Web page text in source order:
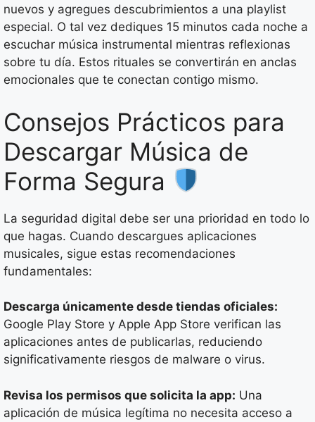
nuevos y agregues descubrimientos a una playlist
especial. O tal vez dediques 15 minutos cada noche a
escuchar música instrumental mientras reflexionas
sobre tu día. Estos rituales se convertirán en anclas
emocionales que te conectan contigo mismo.
Consejos Prácticos para
Descargar Música de
Forma Segura
La seguridad digital debe ser una prioridad en todo lo
que hagas. Cuando descargues aplicaciones
musicales, sigue estas recomendaciones
fundamentales:
Descarga únicamente desde tiendas oficiales:
Google Play Store y Apple App Store verifican las
aplicaciones antes de publicarlas, reduciendo
significativamente riesgos de malware o virus.
Revisa los permisos que solicita la app: Una
aplicación de música legítima no necesita acceso a